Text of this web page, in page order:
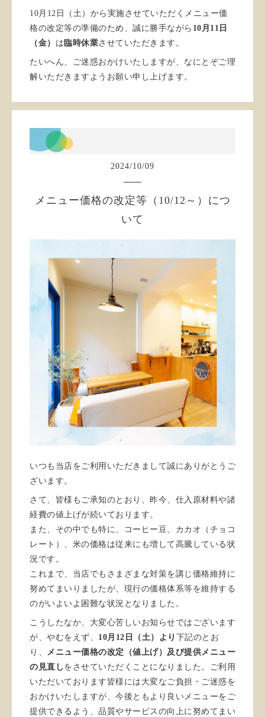
10月12日（土）から実施させていただくメニュー価
格の改定等の準備のため、誠に勝手ながら 10月11日
（金） は 臨時休業させていただきます。
たいへん、ご迷惑おかけいたしますが、なにとぞご理
解いただきますようお願い申し上げます。
2024/10/09
メニュー価格の改定等（10/12～）につ
いて
いつも当店をご利用いただきまして誠にありがとうご
ざいます。
さて、皆様もご承知のとおり、昨今、仕入原材料や諸
経費の値上げが続いております。
また、その中でも特に、コーヒー豆、カカオ（チョコ
レート）、米の価格は従来にも増して高騰している状
況です。
これまで、当店でもさまざまな対策を講じ価格維持に
努めてまいりましたが、現行の価格体系等を維持する
のがいよいよ困難な状況となりました。
こうしたなか、大変心苦しいお知らせではございます
が、やむをえず、 10月12日（土）より 下記のとお
り、 メニュー価格の改定（値上げ）及び提供メニュー
の見直しをさせていただくことになりました。ご利用
いただいております皆様には大変なご負担・ご迷惑を
おかけいたしますが、今後ともより良いメニューをご
提供できるよう、品質やサービスの向上に努めてまい